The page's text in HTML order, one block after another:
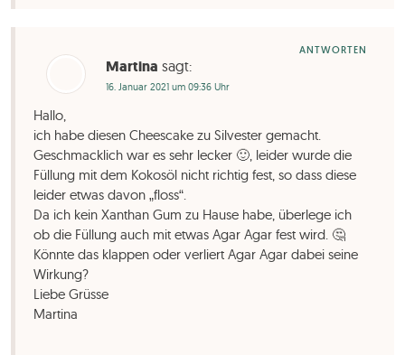
Martina sagt:
16. Januar 2021 um 09:36 Uhr
Hallo,
ich habe diesen Cheescake zu Silvester gemacht.
Geschmacklich war es sehr lecker 🙂, leider wurde die
Füllung mit dem Kokosöl nicht richtig fest, so dass diese
leider etwas davon „floss“.
Da ich kein Xanthan Gum zu Hause habe, überlege ich
ob die Füllung auch mit etwas Agar Agar fest wird. 🤔
Könnte das klappen oder verliert Agar Agar dabei seine
Wirkung?
Liebe Grüsse
Martina
ANTWORTEN